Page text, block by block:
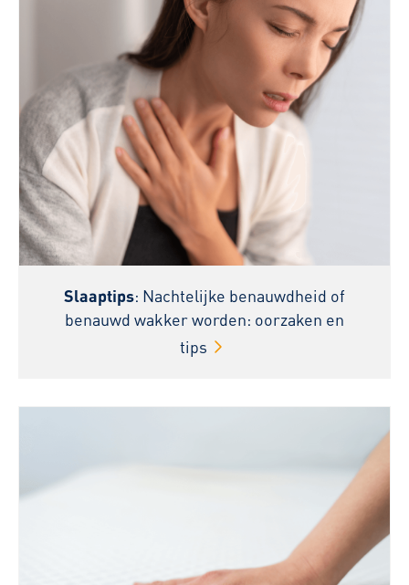
Slaaptips: Nachtelijke benauwdheid of
benauwd wakker worden: oorzaken en
tips